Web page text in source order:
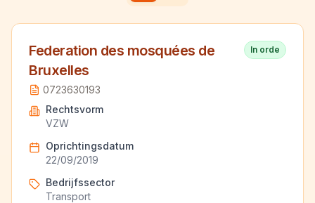
Federation des mosquées de
Bruxelles
0723630193
In orde
Rechtsvorm
VZW
Oprichtingsdatum
22/09/2019
Bedrijfssector
Transport